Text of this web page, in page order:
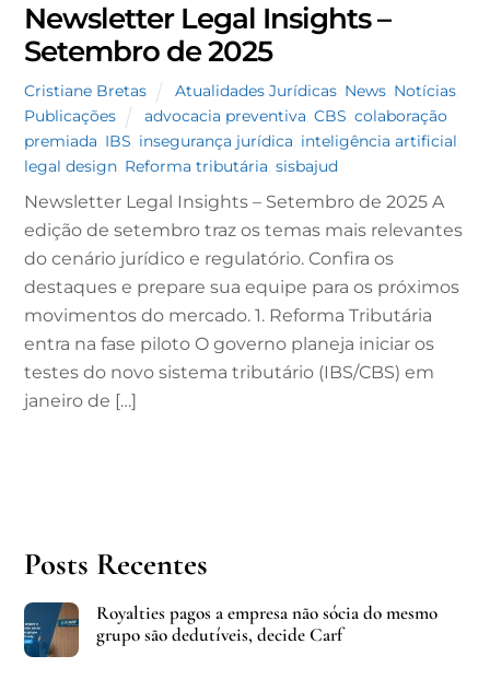
Newsletter Legal Insights –
Setembro de 2025
Cristiane Bretas Atualidades Jurídicas, News, Notícias,
Publicações
advocacia preventiva CBS colaboração
premiada IBS insegurança jurídica inteligência artificial
legal design Reforma tributária ,sisbajud
Newsletter Legal Insights – Setembro de 2025 A
edição de setembro traz os temas mais relevantes
do cenário jurídico e regulatório. Confira os
destaques e prepare sua equipe para os próximos
movimentos do mercado. 1. Reforma Tributária
entra na fase piloto O governo planeja iniciar os
testes do novo sistema tributário (IBS/CBS) em
janeiro de […]
Posts Recentes
Royalties pagos a empresa não sócia do mesmo
grupo são dedutíveis, decide Carf